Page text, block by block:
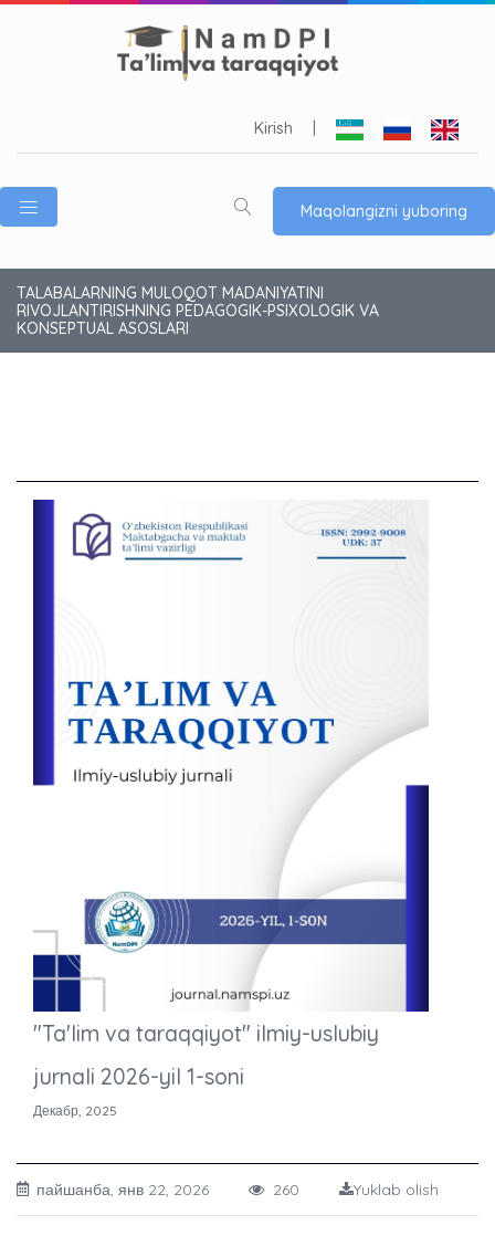
Kirish
Maqolangizni yuboring
TALABALARNING MULOQOT MADANIYATINI
RIVOJLANTIRISHNING PEDAGOGIK-PSIXOLOGIK VA
KONSEPTUAL ASOSLARI
"Ta'lim va taraqqiyot" ilmiy-uslubiy
jurnali 2026-yil 1-soni
Декабр, 2025
пайшанба, янв 22, 2026 260 Yuklab olish